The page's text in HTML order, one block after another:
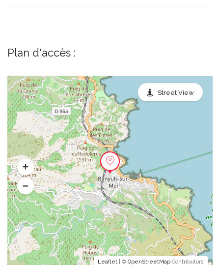
Plan d'accès :
Leaflet | © OpenStreetMap Contributors
Street View